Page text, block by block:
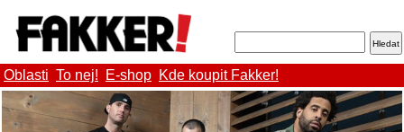
Oblasti To nej! E-shop Kde koupit Fakker!